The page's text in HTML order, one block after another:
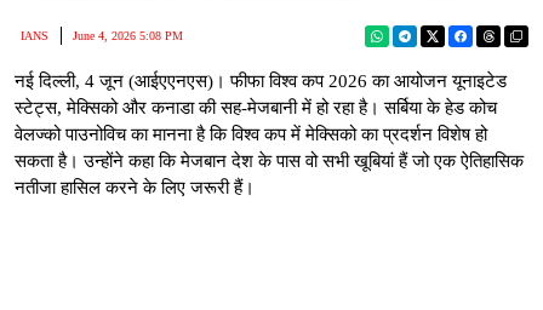
IANS June 4, 2026 5:08 PM
नई दिल्ली, 4 जून (आईएएनएस)। फीफा विश्व कप 2026 का आयोजन यूनाइटेड
स्टेट्स, मेक्सिको और कनाडा की सह-मेजबानी में हो रहा है। सर्बिया के हेड कोच
वेलज्को पाउनोविच का मानना है कि विश्व कप में मेक्सिको का प्रदर्शन विशेष हो
सकता है। उन्होंने कहा कि मेजबान देश के पास वो सभी खूबियां हैं जो एक ऐतिहासिक
नतीजा हासिल करने के लिए जरूरी हैं।